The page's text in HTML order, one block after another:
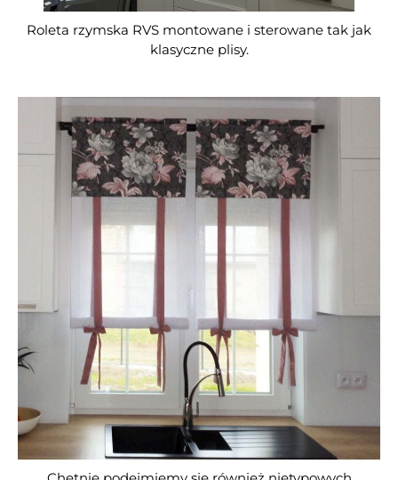
Roleta rzymska RVS montowane i sterowane tak jak
klasyczne plisy.